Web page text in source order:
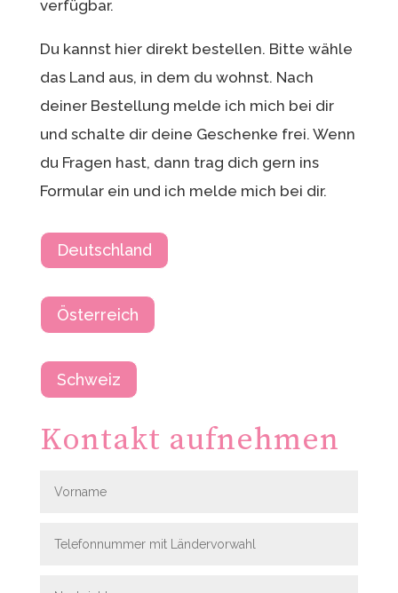
verfügbar.
Du kannst hier direkt bestellen. Bitte wähle
das Land aus, in dem du wohnst. Nach
deiner Bestellung melde ich mich bei dir
und schalte dir deine Geschenke frei. Wenn
du Fragen hast, dann trag dich gern ins
Formular ein und ich melde mich bei dir.
Deutschland
Österreich
Schweiz
Kontakt aufnehmen